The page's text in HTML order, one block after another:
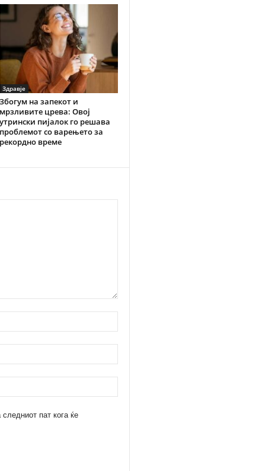
Здравје
Збогум на запекот и
мрзливите црева: Овој
утрински пијалок го решава
проблемот со варењето за
рекордно време
пат кога ќе